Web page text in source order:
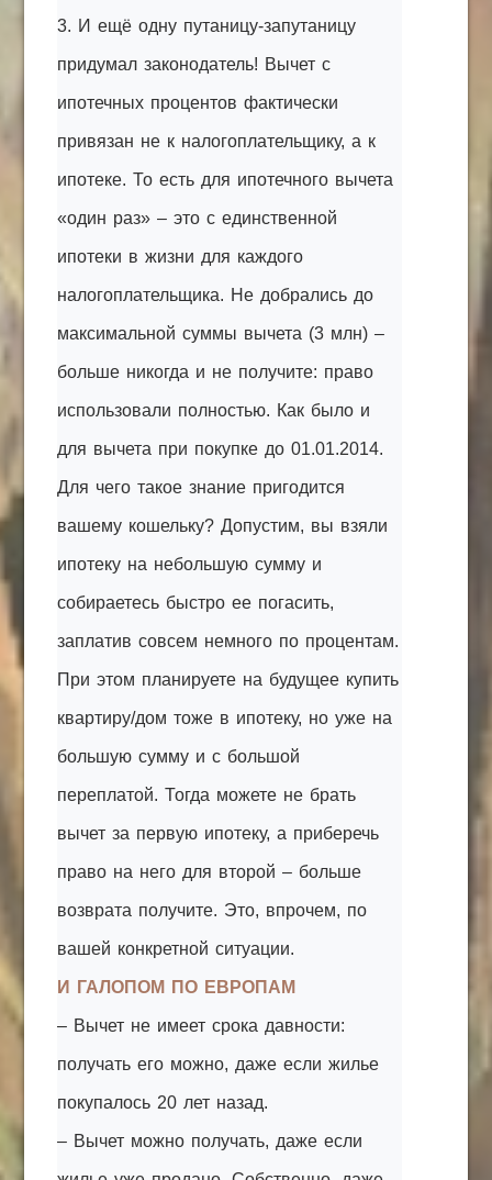
3. И ещё одну путаницу-запутаницу
придумал законодатель! Вычет с
ипотечных процентов фактически
привязан не к налогоплательщику, а к
ипотеке. То есть для ипотечного вычета
«один раз» – это с единственной
ипотеки в жизни для каждого
налогоплательщика. Не добрались до
максимальной суммы вычета (3 млн) –
больше никогда и не получите: право
использовали полностью. Как было и
для вычета при покупке до 01.01.2014.
Для чего такое знание пригодится
вашему кошельку? Допустим, вы взяли
ипотеку на небольшую сумму и
собираетесь быстро ее погасить,
заплатив совсем немного по процентам.
При этом планируете на будущее купить
квартиру/дом тоже в ипотеку, но уже на
большую сумму и с большой
переплатой. Тогда можете не брать
вычет за первую ипотеку, а приберечь
право на него для второй – больше
возврата получите. Это, впрочем, по
вашей конкретной ситуации.
И ГАЛОПОМ ПО ЕВРОПАМ
– Вычет не имеет срока давности:
получать его можно, даже если жилье
покупалось 20 лет назад.
– Вычет можно получать, даже если